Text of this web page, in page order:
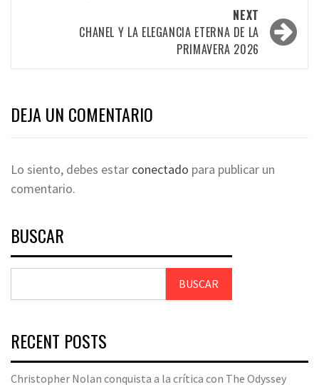
NEXT
CHANEL Y LA ELEGANCIA ETERNA DE LA
PRIMAVERA 2026
DEJA UN COMENTARIO
Lo siento, debes estar conectado para publicar un
comentario.
BUSCAR
BUSCAR
RECENT POSTS
Christopher Nolan conquista a la crítica con The Odyssey